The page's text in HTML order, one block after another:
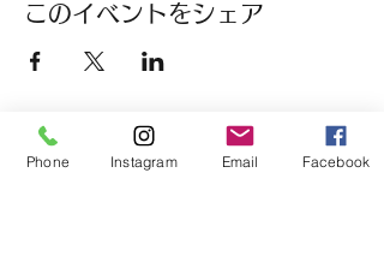
このイベントをシェア
Phone Instagram Email Facebook